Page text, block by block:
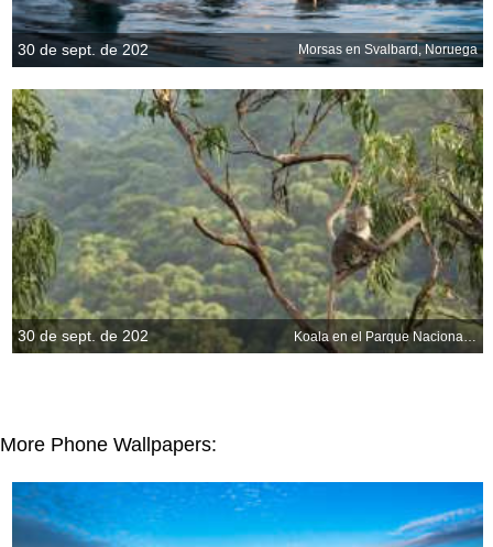
30 de sept. de 202 Morsas en Svalbard, Noruega
30 de sept. de 202 Koala en el Parque Nacional Great Otway, Australia
More Phone Wallpapers: